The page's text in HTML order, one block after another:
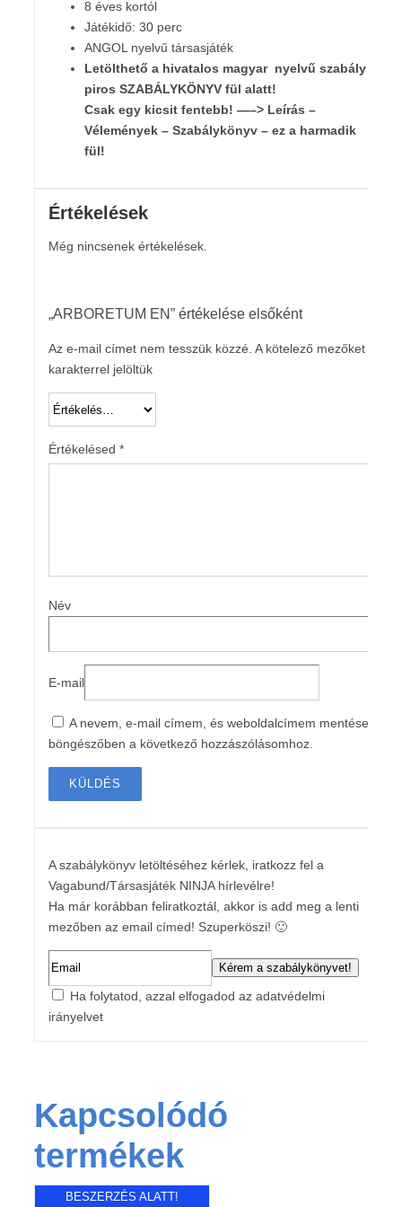
8 éves kortól
Játékidő: 30 perc
ANGOL nyelvű társasjáték
Letölthető a hivatalos magyar nyelvű szabálya
piros SZABÁLYKÖNYV fül alatt!
Csak egy kicsit fentebb! —–> Leírás –
Vélemények – Szabálykönyv – ez a harmadik
fül!
Értékelések
Még nincsenek értékelések.
„ARBORETUM EN” értékelése elsőként
Az e-mail címet nem tesszük közzé. A kötelező mezőket
karakterrel jelöltük
Értékelésed *
Név
E-mail
A nevem, e-mail címem, és weboldalcímem mentése a
böngészőben a következő hozzászólásomhoz.
A szabálykönyv letöltéséhez kérlek, iratkozz fel a
Vagabund/Társasjáték NINJA hírlevélre!
Ha már korábban feliratkoztál, akkor is add meg a lenti
mezőben az email címed! Szuperköszi! 🙂
Ha folytatod, azzal elfogadod az adatvédelmi
irányelvet
Kapcsolódó
termékek
BESZERZÉS ALATT!